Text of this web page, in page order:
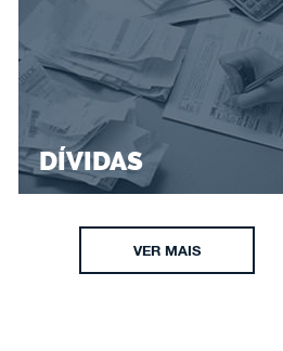
DÍVIDAS
VER MAIS